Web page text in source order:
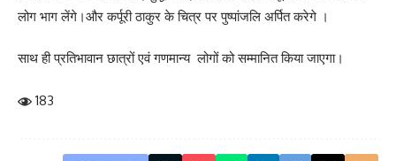
लोग भाग लेंगे।और कर्पूरी ठाकुर के चित्र पर पुष्पांजलि अर्पित करेगे ।
साथ ही प्रतिभावान छात्रों एवं गणमान्य लोगों को सम्मानित किया जाएगा।
183